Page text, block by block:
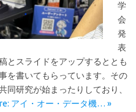
学
会
発
表
とスライドをアップするととも
を書いてもらっています。その
同研究が始まったりしており、
アイ・オー・データ機… »